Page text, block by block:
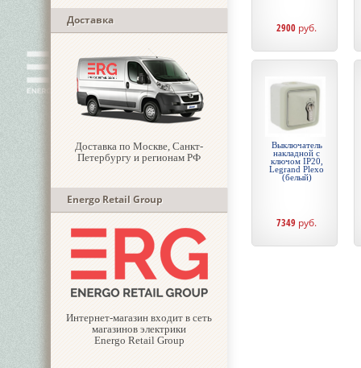
Доставка
Доставка по Москве, Санкт-
Петербургу и регионам РФ
Energo Retail Group
Интернет-магазин входит в сеть
магазинов электрики
Energo Retail Group
2900 руб.
Выключатель
накладной с
ключом IP20,
Legrand Plexo
(белый)
7349 руб.